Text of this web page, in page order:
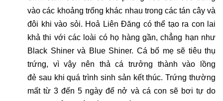
vào các khoảng trống khác nhau trong các tán cây và
đôi khi vào sỏi. Hoả Liên Đăng có thể tạo ra con lai
khả thi với các loài có họ hàng gần, chẳng hạn như
Black Shiner và Blue Shiner. Cá bố mẹ sẽ tiêu thụ
trứng, vì vậy nên thả cá trưởng thành vào lồng
đẻ sau khi quá trình sinh sản kết thúc. Trứng thường
mất từ ​​3 đến 5 ngày để nở và cá con sẽ bơi tự do